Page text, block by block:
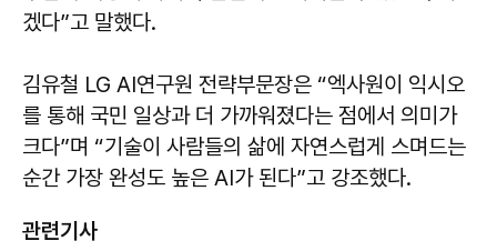
겠다”고 말했다.
김유철 LG AI연구원 전략부문장은 “엑사원이 익시오
를 통해 국민 일상과 더 가까워졌다는 점에서 의미가
크다”며 “기술이 사람들의 삶에 자연스럽게 스며드는
순간 가장 완성도 높은 AI가 된다”고 강조했다.
관련기사